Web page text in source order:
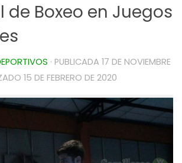
Boxeo en Juegos
· PUBLICADA 17 DE NOVIEMBRE
15 DE FEBRERO DE 2020